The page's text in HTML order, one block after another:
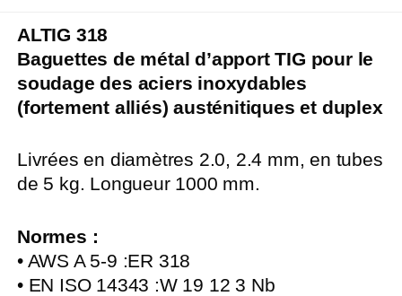
ALTIG 318
Baguettes de métal d’apport TIG pour le
soudage des aciers inoxydables
(fortement alliés) austénitiques et duplex
Livrées en diamètres 2.0, 2.4 mm, en tubes
de 5 kg. Longueur 1000 mm.
Normes :
• AWS A 5-9 :ER 318
• EN ISO 14343 :W 19 12 3 Nb